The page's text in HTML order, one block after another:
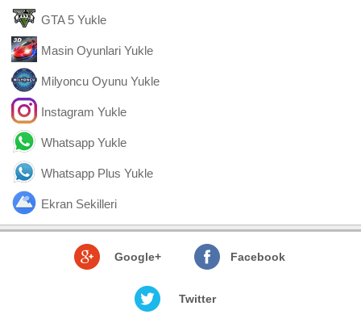
GTA 5 Yukle
Masin Oyunlari Yukle
Milyoncu Oyunu Yukle
Instagram Yukle
Whatsapp Yukle
Whatsapp Plus Yukle
Ekran Sekilleri
Google+ Facebook
Twitter